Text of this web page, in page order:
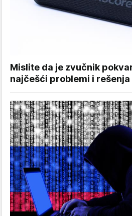
Mislite da je zvučnik
najčešći problemi i